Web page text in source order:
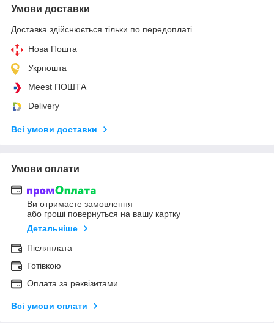
Умови доставки
Доставка здійснюється тільки по передоплаті.
Нова Пошта
Укрпошта
Meest ПОШТА
Delivery
Всі умови доставки
Умови оплати
Ви отримаєте замовлення
або гроші повернуться на вашу картку
Детальніше
Післяплата
Готівкою
Оплата за реквізитами
Всі умови оплати